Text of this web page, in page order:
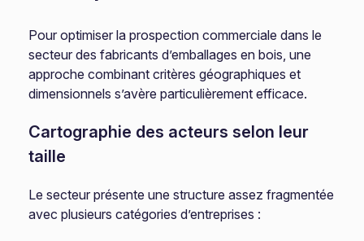
Pour optimiser la prospection commerciale dans le
secteur des fabricants d’emballages en bois, une
approche combinant critères géographiques et
dimensionnels s’avère particulièrement efficace.
Cartographie des acteurs selon leur
taille
Le secteur présente une structure assez fragmentée
avec plusieurs catégories d’entreprises :